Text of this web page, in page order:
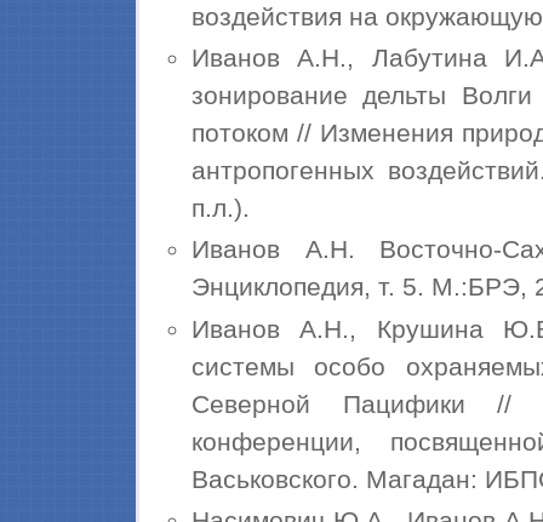
воздействия на
Иванов А.Н., Лабутина
зонирование дельты Волги
потоком // Изменения
антропогенных
п.л.).
Иванов А.Н. Восточно-
Энциклопедия, т. 5. М.:БРЭ,
Иванов А.Н., Крушина
системы особо
Северной Пацифики //
конференции,
Васьковского. Магадан: